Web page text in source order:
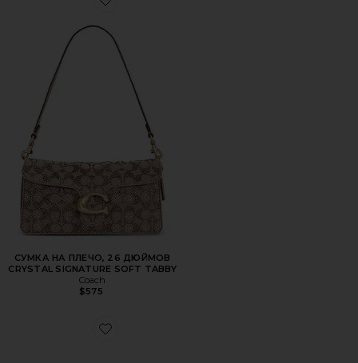
Favorite СУМКА НА ПЛЕЧО, 26 ДЮЙМОВ CRYSTAL
СУМКА НА ПЛЕЧО, 26 ДЮЙМОВ
CRYSTAL SIGNATURE SOFT TABBY
Coach
$575
Favorite ШЛЕПАНЦЫ